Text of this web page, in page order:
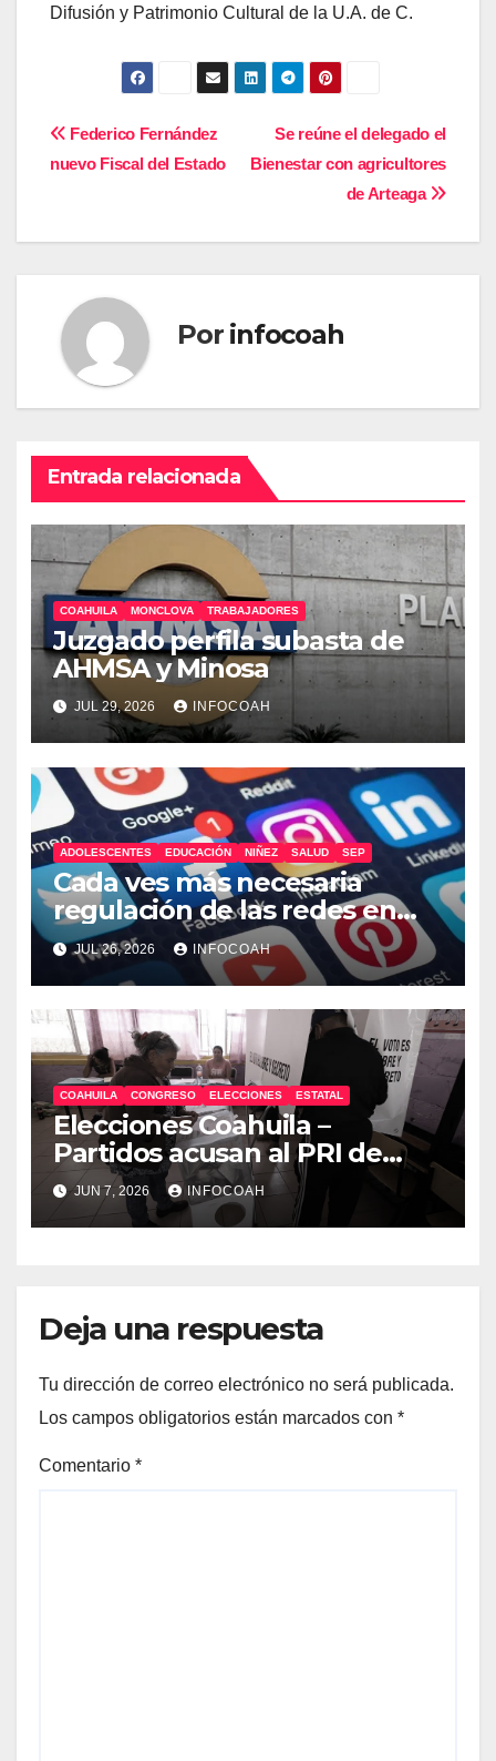
Difusión y Patrimonio Cultural de la U.A. de C.
Navegación
entradas
Se reúne el delegado el
Bienestar con agricultores
de Arteaga
Federico Fernández
nuevo Fiscal del Estado
Por infocoah
Entrada relacionada
COAHUILA MONCLOVA TRABAJADORES
Juzgado perfila subasta de
AHMSA y Minosa
JUL 29, 2026 INFOCOAH
ADOLESCENTES EDUCACIÓN NIÑEZ SALUD SEP
Cada ves más necesaria
regulación de las redes en
México
JUL 26, 2026 INFOCOAH
COAHUILA CONGRESO ELECCIONES ESTATAL
Elecciones Coahuila –
Partidos acusan al PRI de
arrestos arbitrarios y compra
de voto
JUN 7, 2026 INFOCOAH
Deja una respuesta
Tu dirección de correo electrónico no será publicada.
Los campos obligatorios están marcados con *
Comentario *